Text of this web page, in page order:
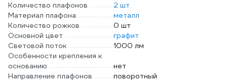
Количество плафонов
2 шт
Материал плафона
металл
Количество рожков
0 шт
Основной цвет
графит
Световой поток
1000 лм
Особенности крепления к
основанию
нет
Направление плафонов
поворотный